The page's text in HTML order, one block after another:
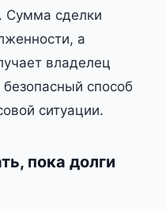
Сумма сделки
а
владелец
способ
ситуации.
пока долги